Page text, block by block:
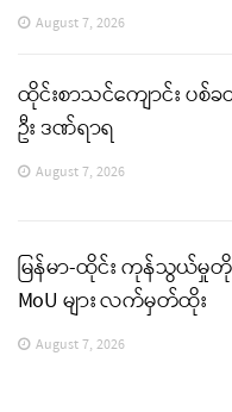
August 7, 2026
ထိုင်းစာသင်ကျောင်း ပစ်
ဦး ဒဏ်ရာရ
August 7, 2026
မြန်မာ-ထိုင်း ကုန်သွယ်မှုတိုး
MoU များ လက်မှတ်ထိုး
August 7, 2026